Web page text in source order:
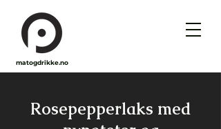
matogdrikke.no
Rosepepperlaks med